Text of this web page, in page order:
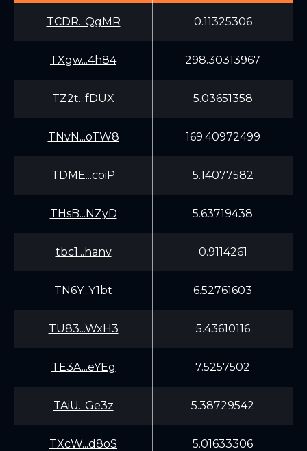
TCDR...QgMR 0.11325306
TXgw...4h84 298.30313967
TZ2t...fDUX 5.03651358
TNvN...oTW8 169.40972499
TDME...coiP 5.14077582
THsB...NZyD 5.63719438
tbc1...hanv 0.9114261
TN6Y...Y1bt 6.52761603
TU83...WxH3 5.43610116
TE3A...eYEg 7.5257502
TAiU...Ge3z 5.38729542
TXcW...d8oS 5.01633306